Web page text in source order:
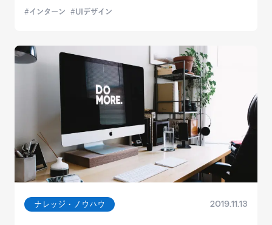
インターン UIデザイン
ナレッジ・ノウハウ 2019.11.13